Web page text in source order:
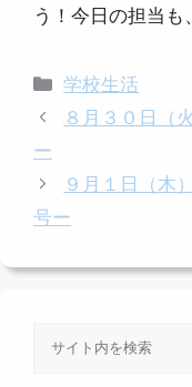
う！今日の担当も
カ
テ
ー
学校生活
８月３０日（
ー
９月１日（木
号ー